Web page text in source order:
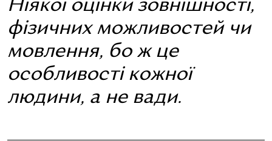
Ніякої оцінки зовнішності,
фізичних можливостей чи
мовлення, бо ж це
особливості кожної
людини, а не вади.